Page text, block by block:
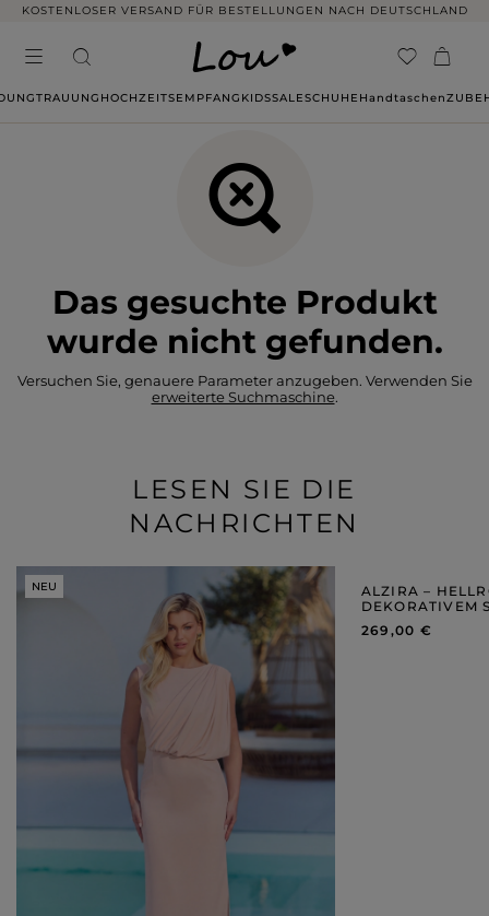
KOSTENLOSER VERSAND FÜR BESTELLUNGEN NACH DEUTSCHLAND
TRAUUNG HOCHZEITSEMPFANG KIDSSALESCHUHE Handtaschen
Das gesuchte Produkt
wurde nicht gefunden.
Versuchen Sie, genauere Parameter anzugeben. Verwenden Sie
erweiterte Suchmaschine.
LESEN SIE DIE
NACHRICHTEN
NEU NEU
ALZIRA –
DEKORATIVEM
269,00 €